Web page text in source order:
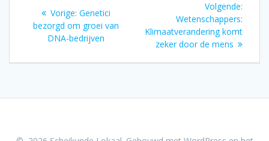
navigatie
Vorige: Vorig
bericht:
Genetici
bezorgd om groei van
DNA-bedrijven
Volgende:
Wetenschappers:
Klimaatverandering komt
zeker door de mens